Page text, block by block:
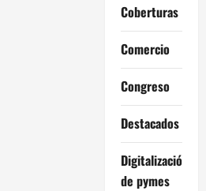
Coberturas
Comercio
Congreso
Destacados
Digitalización
de pymes